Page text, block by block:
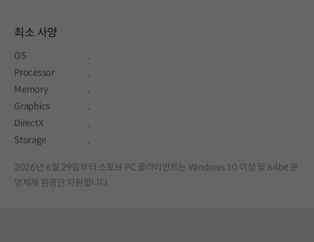
최소 사양
OS
.
Processor
.
Memory
.
Graphics
.
DirectX
.
Storage
.
2026년 6월 29일부터 스토브 PC 클라이언트는 Windows 10 이상 및 64bit 운
영체제 환경만 지원합니다.